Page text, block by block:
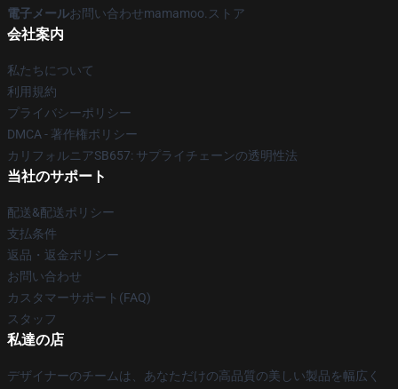
電子メールお問い合わせmamamoo.ストア
会社案内
私たちについて
利用規約
プライバシーポリシー
DMCA - 著作権ポリシー
カリフォルニアSB657: サプライチェーンの透明性法
当社のサポート
配送&配送ポリシー
支払条件
返品・返金ポリシー
お問い合わせ
カスタマーサポート(FAQ)
スタッフ
私達の店
デザイナーのチームは、あなただけの高品質の美しい製品を幅広く